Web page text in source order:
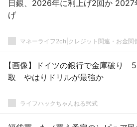
日銀、2026年に利上げ2回か 2027
げ
マネーライフ2ch|クレジット関連・お金関
【画像】ドイツの銀行で金庫破り
取 やはりドリルが最強か
ライフハックちゃんねる弐式